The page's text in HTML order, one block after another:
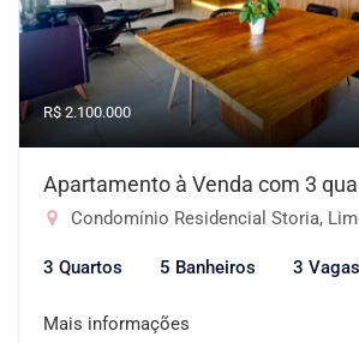
R$ 2.100.000
Apartamento à Venda com 3
Condomínio Residencial Storia,
3 Quartos 5 Banheiros 3 Vagas
Mais informações